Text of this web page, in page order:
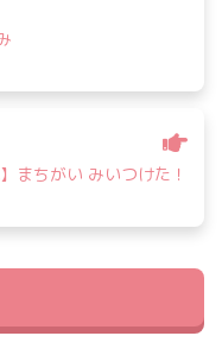
まちがい みいつけた！